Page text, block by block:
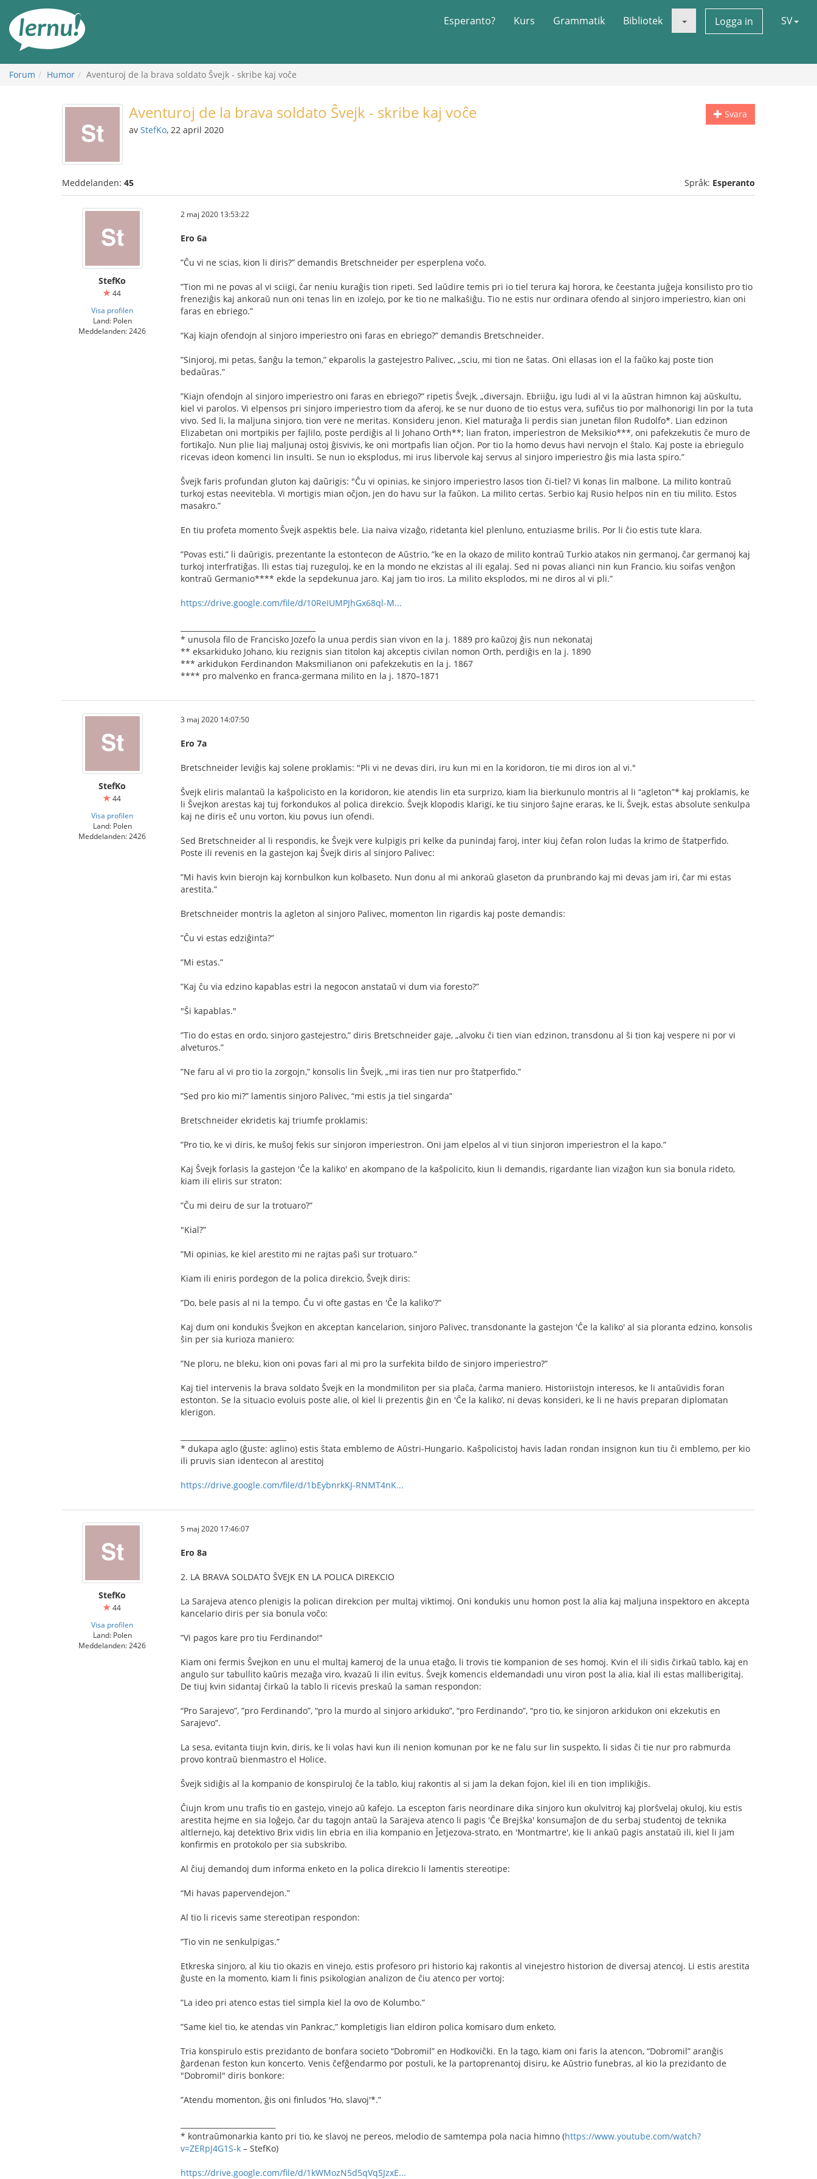
sidans
innehåll
Esperanto? Kurs Grammatik Bibliotek Logga in SV
Forum Humor Aventuroj de la brava soldato Ŝvejk - skribe kaj voĉe
Svara
Aventuroj de la brava soldato Ŝvejk - skribe kaj voĉe
av StefKo, 22 april 2020
Meddelanden: 45 Språk: Esperanto
StefKo
44
Visa profilen
Land: Polen
Meddelanden: 2426
2 maj 2020 13:53:22
Ero 6a
”Ĉu vi ne scias, kion li diris?” demandis Bretschneider per esperplena voĉo.
”Tion mi ne povas al vi sciigi, ĉar neniu kuraĝis tion ripeti. Sed laŭdire temis pri io tiel terura kaj horora, ke ĉeestanta juĝeja konsilisto pro tio
freneziĝis kaj ankoraŭ nun oni tenas lin en izolejo, por ke tio ne malkaŝiĝu. Tio ne estis nur ordinara ofendo al sinjoro imperiestro, kian oni
faras en ebriego.”
“Kaj kiajn ofendojn al sinjoro imperiestro oni faras en ebriego?” demandis Bretschneider.
”Sinjoroj, mi petas, ŝanĝu la temon,” ekparolis la gastejestro Palivec, „sciu, mi tion ne ŝatas. Oni ellasas ion el la faŭko kaj poste tion
bedaŭras.”
”Kiajn ofendojn al sinjoro imperiestro oni faras en ebriego?” ripetis Ŝvejk, „diversajn. Ebriiĝu, igu ludi al vi la aŭstran himnon kaj aŭskultu,
kiel vi parolos. Vi elpensos pri sinjoro imperiestro tiom da aferoj, ke se nur duono de tio estus vera, suﬁĉus tio por malhonorigi lin por la tuta
vivo. Sed li, la maljuna sinjoro, tion vere ne meritas. Konsideru jenon. Kiel maturaĝa li perdis sian junetan ﬁlon Rudolfo*. Lian edzinon
Elizabetan oni mortpikis per fajlilo, poste perdiĝis al li Johano Orth**; lian fraton, imperiestron de Meksikio***, oni pafekzekutis ĉe muro de
fortikaĵo. Nun plie liaj maljunaj ostoj ĝisvivis, ke oni mortpaﬁs lian oĉjon. Por tio la homo devus havi nervojn el ŝtalo. Kaj poste ia ebriegulo
ricevas ideon komenci lin insulti. Se nun io eksplodus, mi irus libervole kaj servus al sinjoro imperiestro ĝis mia lasta spiro.”
Ŝvejk faris profundan gluton kaj daŭrigis: "Ĉu vi opinias, ke sinjoro imperiestro lasos tion ĉi-tiel? Vi konas lin malbone. La milito kontraŭ
turkoj estas neevitebla. Vi mortigis mian oĉjon, jen do havu sur la faŭkon. La milito certas. Serbio kaj Rusio helpos nin en tiu milito. Estos
masakro.”
En tiu profeta momento Ŝvejk aspektis bele. Lia naiva vizaĝo, ridetanta kiel plenluno, entuziasme brilis. Por li ĉio estis tute klara.
”Povas esti,” li daŭrigis, prezentante la estontecon de Aŭstrio, ”ke en la okazo de milito kontraŭ Turkio atakos nin germanoj, ĉar germanoj kaj
turkoj interfratiĝas. lli estas tiaj ruzeguloj, ke en la mondo ne ekzistas al ili egalaj. Sed ni povas alianci nin kun Francio, kiu soifas venĝon
kontraŭ Germanio**** ekde la sepdekunua jaro. Kaj jam tio iros. La milito eksplodos, mi ne diros al vi pli.”
https://drive.google.com/file/d/10ReIUMPJhGx68ql-M...
* unusola ﬁlo de Francisko Jozefo la unua perdis sian vivon en la j. 1889 pro kaŭzoj ĝis nun nekonataj
** eksarkiduko Johano, kiu rezignis sian titolon kaj akceptis civilan nomon Orth, perdiĝis en la j. 1890
*** arkidukon Ferdinandon Maksmilianon oni pafekzekutis en la j. 1867
**** pro malvenko en franca-germana milito en la j. 1870–1871
StefKo
44
Visa profilen
Land: Polen
Meddelanden: 2426
3 maj 2020 14:07:50
Ero 7a
Bretschneider leviĝis kaj solene proklamis: "Pli vi ne devas diri, iru kun mi en la koridoron, tie mi diros ion al vi."
Ŝvejk eliris malantaŭ la kaŝpolicisto en la koridoron, kie atendis lin eta surprizo, kiam lia bierkunulo montris al li “agleton”* kaj proklamis, ke
li Ŝvejkon arestas kaj tuj forkondukos al polica direkcio. Ŝvejk klopodis klarigi, ke tiu sinjoro ŝajne eraras, ke li, Ŝvejk, estas absolute senkulpa
kaj ne diris eĉ unu vorton, kiu povus iun ofendi.
Sed Bretschneider al li respondis, ke Ŝvejk vere kulpigis pri kelke da punindaj faroj, inter kiuj ĉefan rolon ludas la krimo de ŝtatperﬁdo.
Poste ili revenis en la gastejon kaj Ŝvejk diris al sinjoro Palivec:
”Mi havis kvin bierojn kaj kornbulkon kun kolbaseto. Nun donu al mi ankoraŭ glaseton da prunbrando kaj mi devas jam iri, ĉar mi estas
arestita.”
Bretschneider montris la agleton al sinjoro Palivec, momenton lin rigardis kaj poste demandis:
”Ĉu vi estas edziĝinta?”
”Mi estas.”
”Kaj ĉu via edzino kapablas estri la negocon anstataŭ vi dum via foresto?”
"Ŝi kapablas."
”Tio do estas en ordo, sinjoro gastejestro,” diris Bretschneider gaje, „alvoku ĉi tien vian edzinon, transdonu al ŝi tion kaj vespere ni por vi
alveturos.”
”Ne faru al vi pro tio la zorgojn,” konsolis lin Ŝvejk, „mi iras tien nur pro ŝtatperﬁdo.”
”Sed pro kio mi?” lamentis sinjoro Palivec, “mi estis ja tiel singarda”
Bretschneider ekridetis kaj triumfe proklamis:
”Pro tio, ke vi diris, ke muŝoj fekis sur sinjoron imperiestron. Oni jam elpelos al vi tiun sinjoron imperiestron el la kapo.”
Kaj Ŝvejk forlasis la gastejon 'Ĉe la kaliko' en akompano de la kaŝpolicito, kiun li demandis, rigardante lian vizaĝon kun sia bonula rideto,
kiam ili eliris sur straton:
”Ĉu mi deiru de sur la trotuaro?”
"Kial?”
”Mi opinias, ke kiel arestito mi ne rajtas paŝi sur trotuaro.”
Kiam ili eniris pordegon de la polica direkcio, Ŝvejk diris:
”Do, bele pasis al ni la tempo. Ĉu vi ofte gastas en 'Ĉe la kaliko'?”
Kaj dum oni kondukis Ŝvejkon en akceptan kancelarion, sinjoro Palivec, transdonante la gastejon 'Ĉe la kaliko' al sia ploranta edzino, konsolis
ŝin per sia kurioza maniero:
”Ne ploru, ne bleku, kion oni povas fari al mi pro la surfekita bildo de sinjoro imperiestro?”
Kaj tiel intervenis la brava soldato Ŝvejk en la mondmiliton per sia plaĉa, ĉarma maniero. Historiistojn interesos, ke li antaŭvidis foran
estonton. Se la situacio evoluis poste alie, ol kiel li prezentis ĝin en 'Ĉe la kaliko’, ni devas konsideri, ke li ne havis preparan diplomatan
klerigon.
* dukapa aglo (ĝuste: aglino) estis ŝtata emblemo de Aŭstri-Hungario. Kaŝpolicistoj havis ladan rondan insignon kun tiu ĉi emblemo, per kio
ili pruvis sian identecon al arestitoj
https://drive.google.com/file/d/1bEybnrkKJ-RNMT4nK...
StefKo
44
Visa profilen
Land: Polen
Meddelanden: 2426
5 maj 2020 17:46:07
Ero 8a
2. LA BRAVA SOLDATO ŜVEJK EN LA POLICA DIREKCIO
La Sarajeva atenco plenigis la polican direkcion per multaj viktimoj. Oni kondukis unu homon post la alia kaj maljuna inspektoro en akcepta
kancelario diris per sia bonula voĉo:
”Vi pagos kare pro tiu Ferdinando!"
Kiam oni fermis Ŝvejkon en unu el multaj kameroj de la unua etaĝo, li trovis tie kompanion de ses homoj. Kvin el ili sidis ĉirkaŭ tablo, kaj en
angulo sur tabullito kaŭris mezaĝa viro, kvazaŭ li ilin evitus. Ŝvejk komencis eldemandadi unu viron post la alia, kial ili estas malliberigitaj.
De tiuj kvin sidantaj ĉirkaŭ la tablo li ricevis preskaŭ la saman respondon:
“Pro Sarajevo”, ”pro Ferdinando”, “pro la murdo al sinjoro arkiduko”, “pro Ferdinando”, “pro tio, ke sinjoron arkidukon oni ekzekutis en
Sarajevo”.
La sesa, evitanta tiujn kvin, diris, ke li volas havi kun ili nenion komunan por ke ne falu sur lin suspekto, li sidas ĉi tie nur pro rabmurda
provo kontraŭ bienmastro el Holice.
Ŝvejk sidiĝis al la kompanio de konspiruloj ĉe la tablo, kiuj rakontis al si jam la dekan fojon, kiel ili en tion implikiĝis.
Ĉiujn krom unu traﬁs tio en gastejo, vinejo aŭ kafejo. La escepton faris neordinare dika sinjoro kun okulvitroj kaj plorŝvelaj okuloj, kiu estis
arestita hejme en sia loĝejo, ĉar du tagojn antaŭ la Sarajeva atenco li pagis 'Ĉe Brejŝka' konsumaĵon de du serbaj studentoj de teknika
altlernejo, kaj detektivo Brix vidis lin ebria en ilia kompanio en Ĵetjezova-strato, en 'Montmartre', kie li ankaŭ pagis anstataŭ ili, kiel li jam
konﬁrmis en protokolo per sia subskribo.
Al ĉiuj demandoj dum informa enketo en la polica direkcio li lamentis stereotipe:
“Mi havas papervendejon.”
Al tio li ricevis same stereotipan respondon:
”Tio vin ne senkulpigas.”
Etkreska sinjoro, al kiu tio okazis en vinejo, estis profesoro pri historio kaj rakontis al vinejestro historion de diversaj atencoj. Li estis arestita
ĝuste en la momento, kiam li ﬁnis psikologian analizon de ĉiu atenco per vortoj:
”La ideo pri atenco estas tiel simpla kiel la ovo de Kolumbo.”
”Same kiel tio, ke atendas vin Pankrac,” kompletigis lian eldiron polica komisaro dum enketo.
Tria konspirulo estis prezidanto de bonfara societo “Dobromil” en Hodkoviĉki. En la tago, kiam oni faris la atencon, “Dobromil” aranĝis
ĝardenan feston kun koncerto. Venis ĉefĝendarmo por postuli, ke la partoprenantoj disiru, ke Aŭstrio funebras, al kio la prezidanto de
"Dobromil" diris bonkore:
”Atendu momenton, ĝis oni ﬁnludos 'Ho, slavoj'*.”
* kontraŭmonarkia kanto pri tio, ke slavoj ne pereos, melodio de samtempa pola nacia himno (https://www.youtube.com/watch?
v=ZERpJ4G1S-k – StefKo)
https://drive.google.com/file/d/1kWMozN5d5qVqSJzxE...